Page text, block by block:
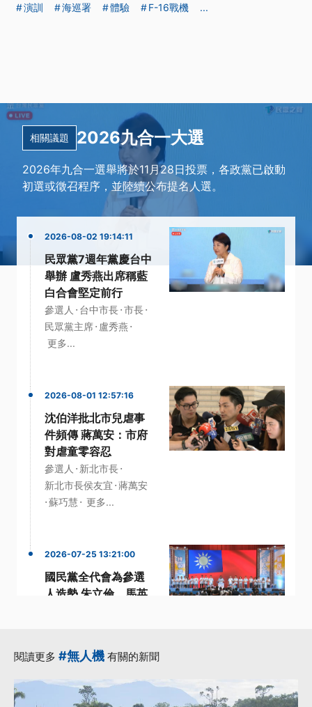
演訓
海巡署 體驗 F-16戰機 ...
相關議題 2026九合一大選
2026年九合一選舉將於11月28日投票，各政黨已啟動
初選或徵召程序，並陸續公布提名人選。
2026-08-02 19:14:11
民眾黨7週年黨慶台中
舉辦 盧秀燕出席稱藍
白合會堅定前行
參選人 · 台中市長·市長·
民眾黨主席· 盧秀燕 ·
更多...
2026-08-01 12:57:16
沈伯洋批北市兒虐事
件頻傳 蔣萬安：市府
對虐童零容忍
參選人 · 新北市長·
新北市長侯友宜 ·蔣萬安
·蘇巧慧 · 更多...
2026-07-25 13:21:00
國民黨全代會為參選
人造勢 朱立倫、馬英
國民黨全代會
立法院長王金平
閱讀更多 #無人機 有關的新聞